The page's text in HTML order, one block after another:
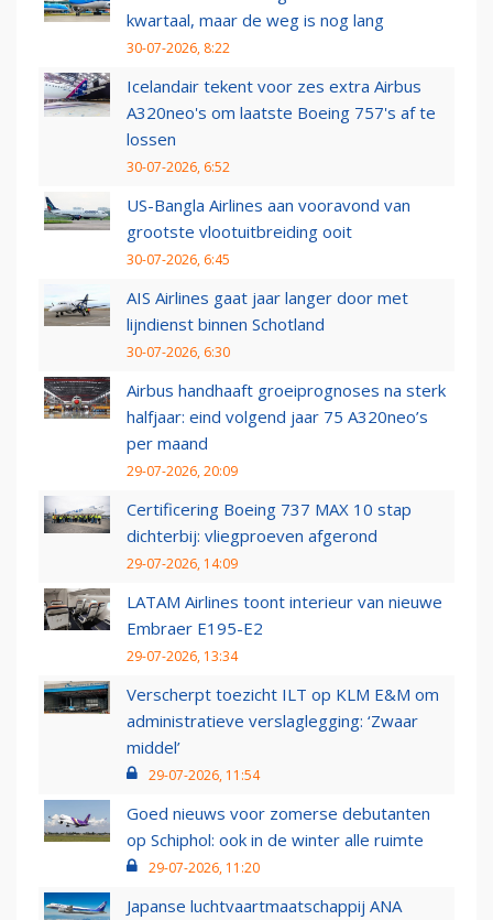
kwartaal, maar de weg is nog lang
30-07-2026, 8:22
Icelandair tekent voor zes extra Airbus
A320neo's om laatste Boeing 757's af te
lossen
30-07-2026, 6:52
US-Bangla Airlines aan vooravond van
grootste vlootuitbreiding ooit
30-07-2026, 6:45
AIS Airlines gaat jaar langer door met
lijndienst binnen Schotland
30-07-2026, 6:30
Airbus handhaaft groeiprognoses na sterk
halfjaar: eind volgend jaar 75 A320neo’s
per maand
29-07-2026, 20:09
Certificering Boeing 737 MAX 10 stap
dichterbij: vliegproeven afgerond
29-07-2026, 14:09
LATAM Airlines toont interieur van nieuwe
Embraer E195-E2
29-07-2026, 13:34
Verscherpt toezicht ILT op KLM E&M om
administratieve verslaglegging: ‘Zwaar
middel’
29-07-2026, 11:54
Goed nieuws voor zomerse debutanten
op Schiphol: ook in de winter alle ruimte
29-07-2026, 11:20
Japanse luchtvaartmaatschappij ANA